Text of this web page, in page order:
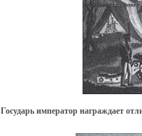
Государь император награждает